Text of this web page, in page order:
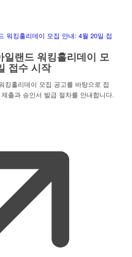
일랜드 워킹홀리데이 모
접수 시작
킹홀리데이 모집 공고를 바탕으로 접
출과 승인서 발급 절차를 안내합니다.